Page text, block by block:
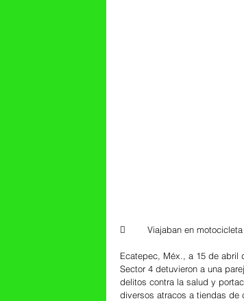
	Viajaban en
Ecatepec, Méx., a 15 de abril
Sector 4 detuvieron a una
delitos contra la salud y
diversos atracos a tiendas de